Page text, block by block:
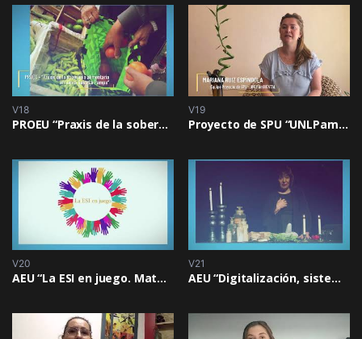
V18
PROEU “Praxis de la soberanía alimentaria en Santa Rosa La Pampa”
V19
Proyecto de SPU “UNLPamBIENTAL”
V20
AEU “La ESI en juego. Materiales lúdicos para la educación permanente en salud”
V21
AEU “Digitalización, sistematización y difusión de la Colección de Folklore de 1921”